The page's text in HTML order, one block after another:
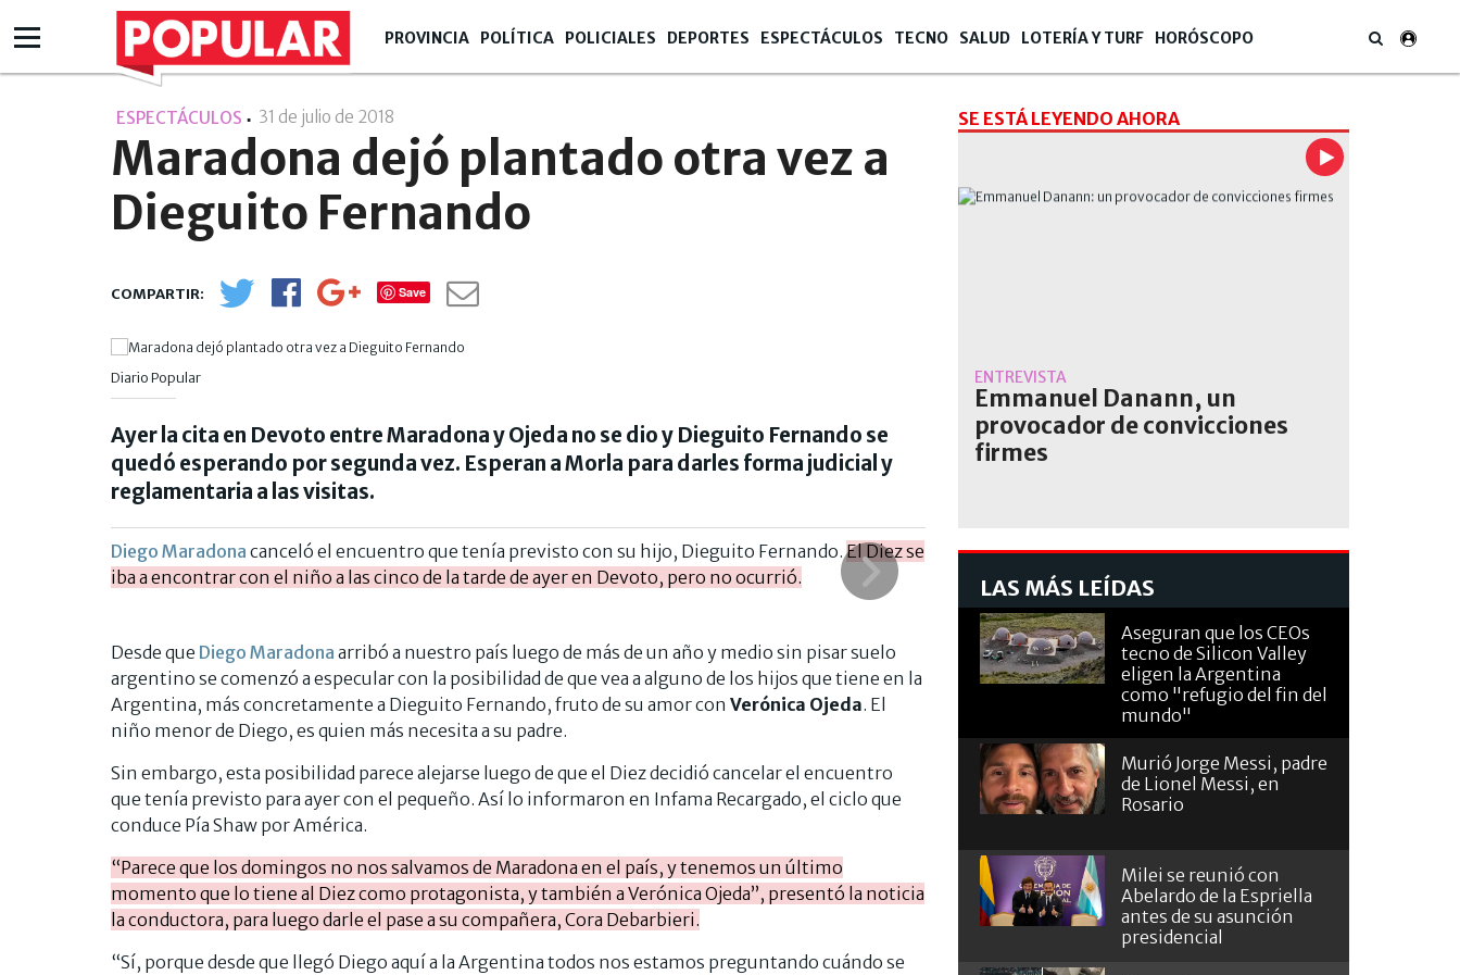
PROVINCIA POLÍTICA POLICIALES DEPORTES ESPECTÁCULOS TECNO SALUD LOTERÍA Y TURF HORÓSCOPO
ESPECTÁCULOS 31 de julio de 2018
Maradona dejó plantado otra vez a
Dieguito Fernando
Save
Diario Popular Foto: Dibyangshu Sarkar / AFP
Ayer la cita en Devoto entre Maradona y Ojeda no se dio y Dieguito Fernando se
quedó esperando por segunda vez. Esperan a Morla para darles forma judicial y
reglamentaria a las visitas.
Diego Maradona canceló el encuentro que tenía previsto con su hijo, Dieguito Fernando.El Diez se
iba a encontrar con el niño a las cinco de la tarde de ayer en Devoto, pero no ocurrió.
Desde que Diego Maradona arribó a nuestro país luego de más de un año y medio sin pisar suelo
argentino se comenzó a especular con la posibilidad de que vea a alguno de los hijos que tiene en la
Argentina, más concretamente a Dieguito Fernando, fruto de su amor con Verónica Ojeda. El
niño menor de Diego, es quien más necesita a su padre.
Sin embargo, esta posibilidad parece alejarse luego de que el Diez decidió cancelar el encuentro
que tenía previsto para ayer con el pequeño. Así lo informaron en Infama Recargado, el ciclo que
conduce Pía Shaw por América.
“Parece que los domingos no nos salvamos de Maradona en el país, y tenemos un último
momento que lo tiene al Diez como protagonista, y también a Verónica Ojeda”, presentó la noticia
la conductora, para luego darle el pase a su compañera, Cora Debarbieri.
“Sí, porque desde que llegó Diego aquí a la Argentina todos nos estamos preguntando cuándo se
SE ESTÁ LEYENDO AHORA
ENTREVISTA
Emmanuel Danann, un
provocador de convicciones
firmes
LAS MÁS LEÍDAS
Aseguran que los CEOs
tecno de Silicon Valley
eligen la Argentina
como "refugio del fin del
mundo"
Murió Jorge Messi, padre
de Lionel Messi, en
Rosario
Milei se reunió con
Abelardo de la Espriella
antes de su asunción
presidencial